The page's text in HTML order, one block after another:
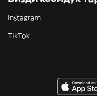
Instagram
TikTok